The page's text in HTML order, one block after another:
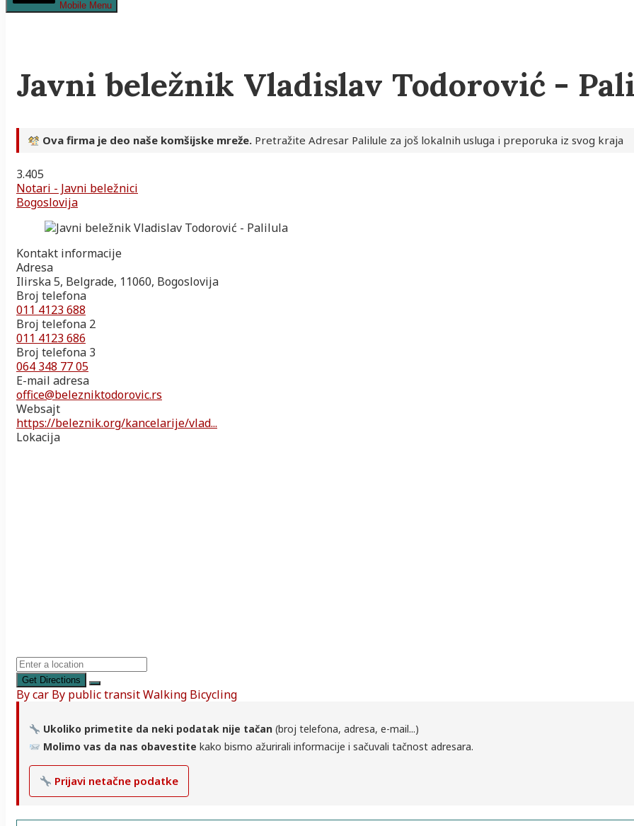
Mobile Menu
Javni beležnik Vladislav Todorović -
Ova firma je deo naše komšijske mreže. Pretražite Adresar Palilule za još lokalnih usluga i preporuka iz svog kraja
3.405
Notari - Javni beležnici
Bogoslovija
Kontakt informacije
Adresa
Ilirska 5, Belgrade, 11060, Bogoslovija
Broj telefona
011 4123 688
Broj telefona 2
011 4123 686
Broj telefona 3
064 348 77 05
E-mail adresa
office@belezniktodorovic.rs
Websajt
https://beleznik.org/kancelarije/vlad...
Lokacija
Get Directions
By car By public transitWalking Bicycling
Ukoliko primetite da neki podatak nije tačan(broj telefona, adresa, e-mail...)
Molimo vas da nas obavestite kako bismo ažurirali informacije i sačuvali tačnost adresara.
Prijavi netačne podatke